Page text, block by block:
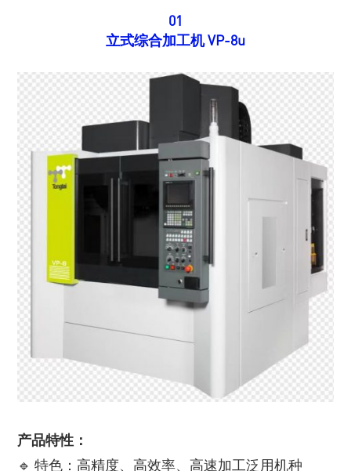
01
立式综合加工机 VP-8u
产品特性：
🔹 特色：高精度、高效率、高速加工泛用机种